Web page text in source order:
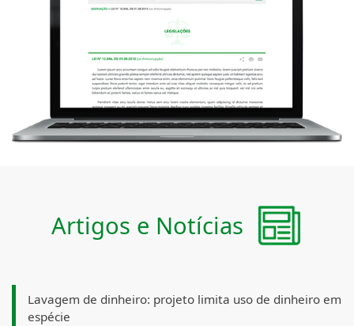
Artigos e Notícias
Lavagem de dinheiro: projeto limita uso de dinheiro em
espécie